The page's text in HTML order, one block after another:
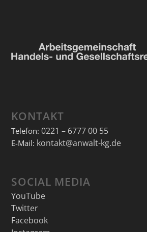
KONTAKT
Telefon: 0221 – 6777 00 55
E-Mail: kontakt@anwalt-kg.de
SOCIAL MEDIA
YouTube
Twitter
Facebook